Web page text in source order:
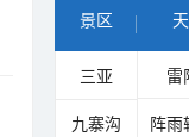
景区
三亚 雷
九寨沟 阵雨